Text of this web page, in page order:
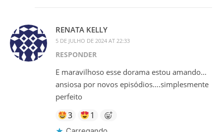
RENATA KELLY
5 DE JULHO DE 2024 AT 22:33
RESPONDER
E maravilhoso esse dorama estou amando…
ansiosa por novos episódios….simplesmente
perfeito
3 1